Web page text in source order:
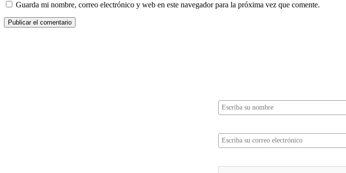
Guarda mi nombre, correo electrónico y web en este navegador para la próxima vez que comente.